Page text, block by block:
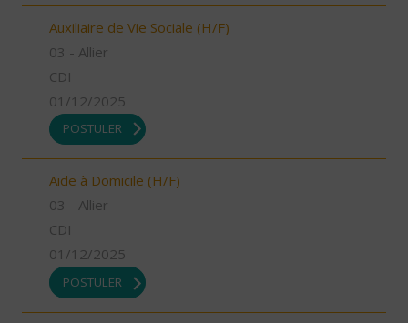
Auxiliaire de Vie Sociale (H/F)
03 - Allier
CDI
01/12/2025
POSTULER
Aide à Domicile (H/F)
03 - Allier
CDI
01/12/2025
POSTULER